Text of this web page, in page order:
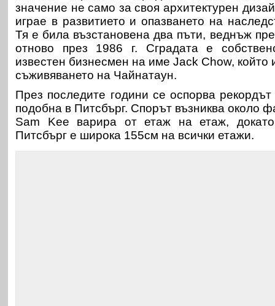
значение не само за своя архитектурен
играе в развитието и опазването на
Тя е била възстановена два пъти, веднъж
отново през 1986 г. Сградата е
известен бизнесмен на име Jack Chow, който
съживяването на Чайнатаун.
През последите години се оспорва
подобна в Питсбърг. Спорът възниква около
Sam Kee варира от етаж на етаж,
Питсбърг е широка 155см на всички етажи.